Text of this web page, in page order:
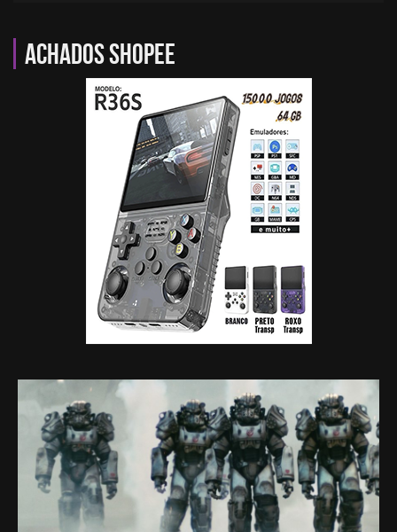
Achados Shopee